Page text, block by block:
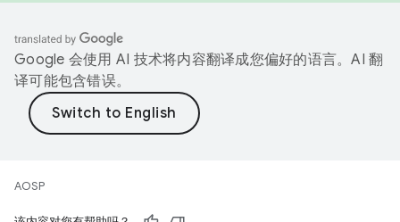
Google 会使用 AI 技术将内容翻译成您偏好的语言。AI 翻
译可能包含错误。
AOSP